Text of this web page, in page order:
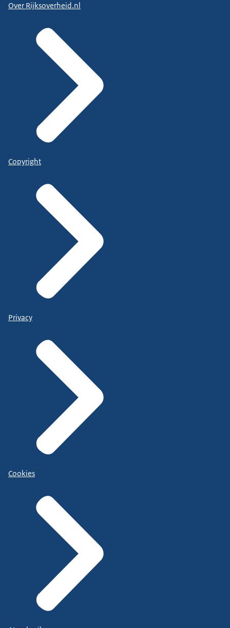
Over Rijksoverheid.nl
Copyright
Privacy
Cookies